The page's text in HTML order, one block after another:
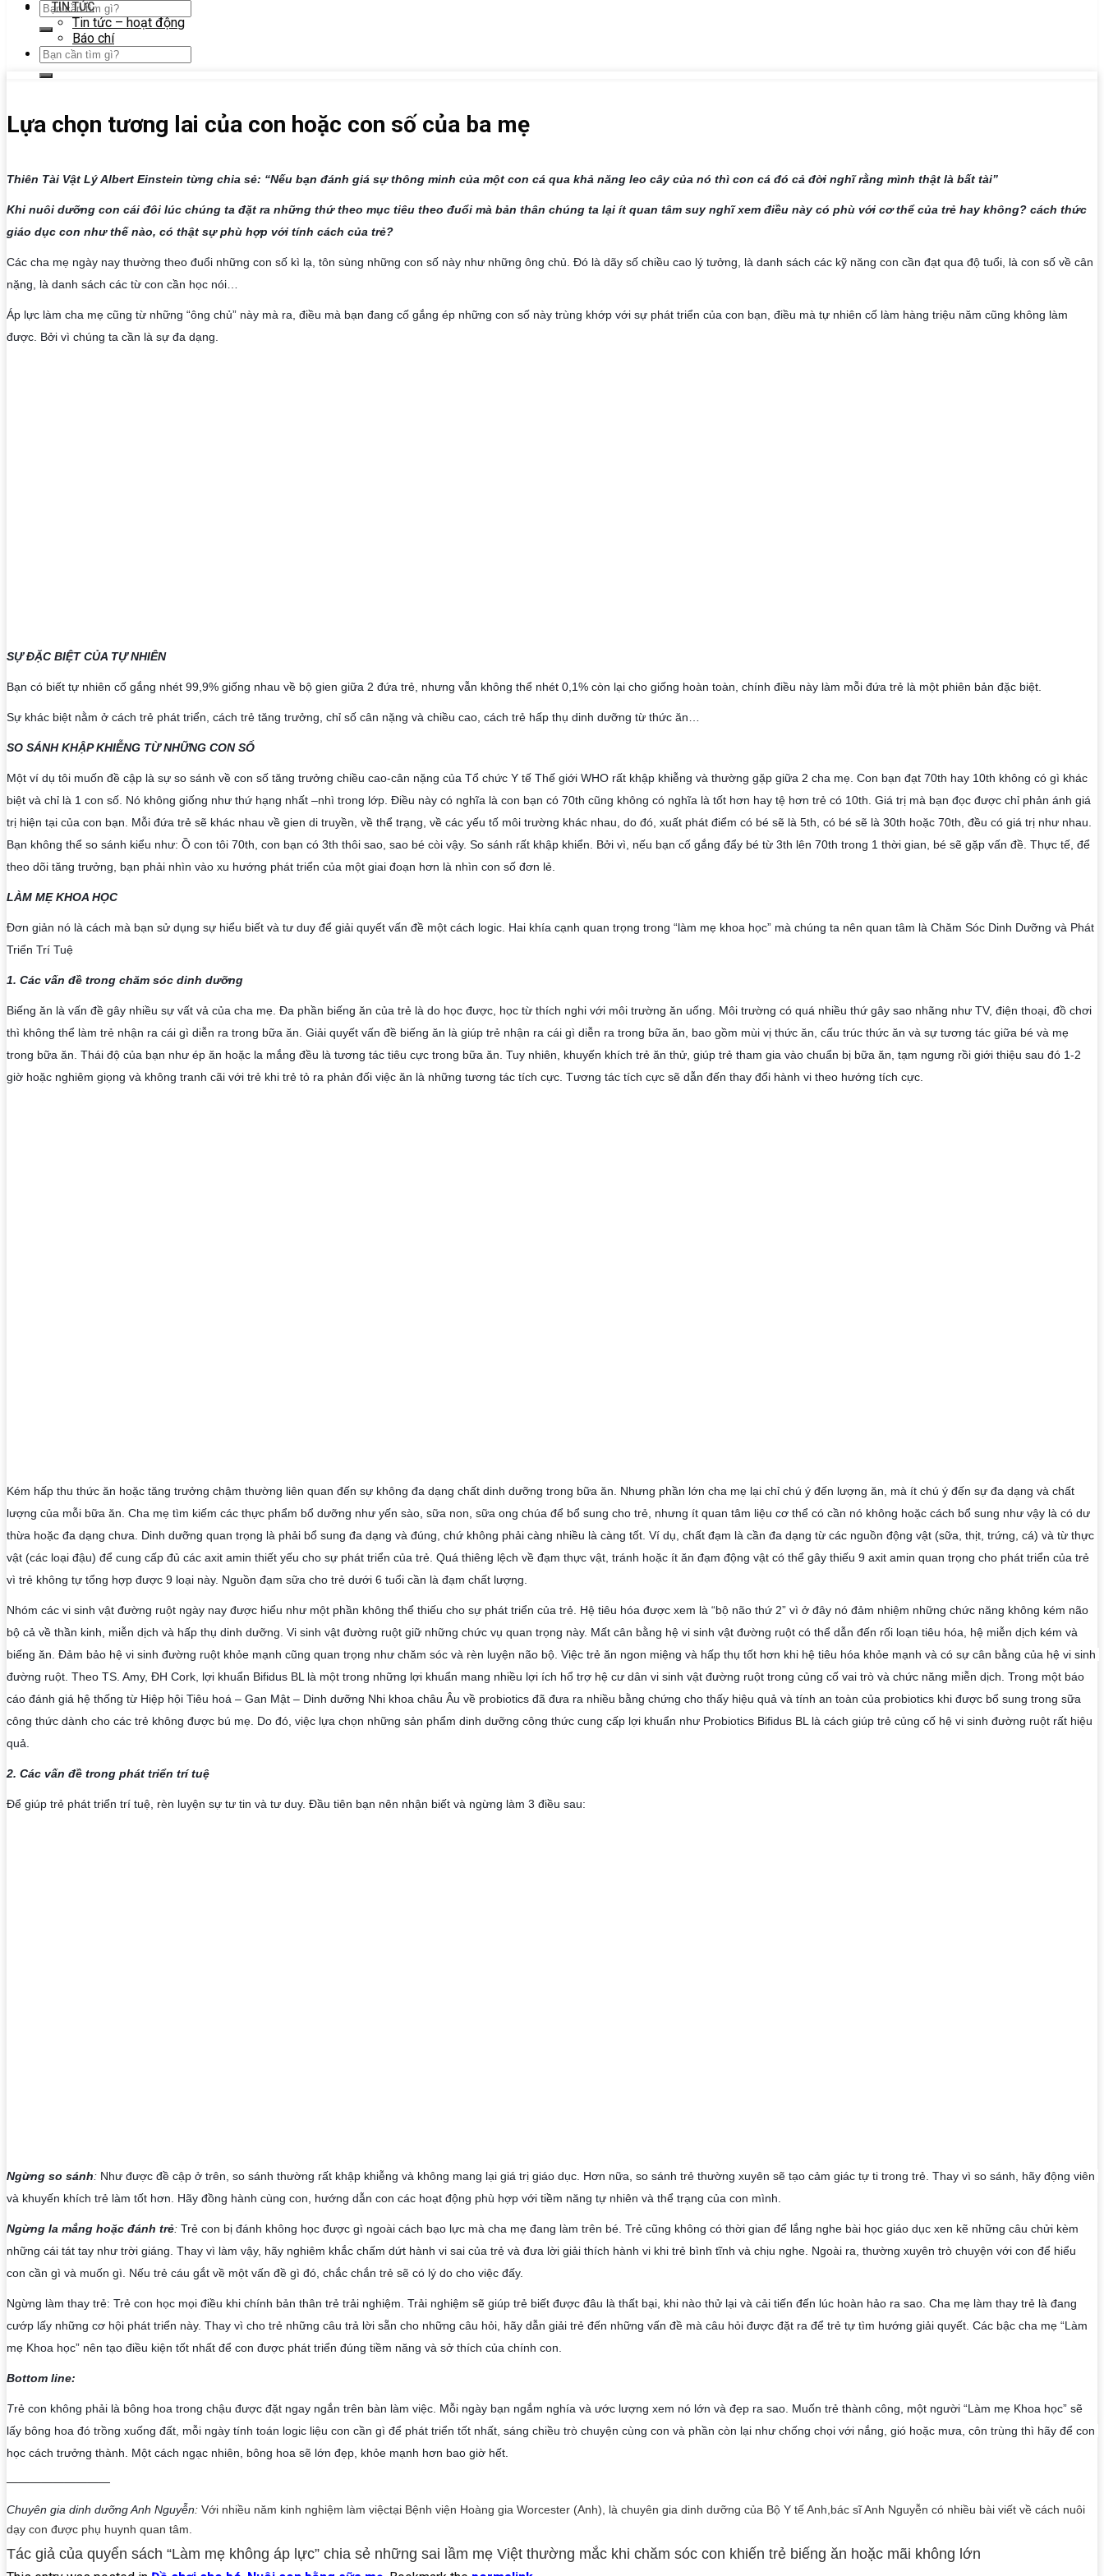
TIN TỨC
Tin tức – hoạt động
Báo chí
Lựa chọn tương lai của con hoặc con số của ba mẹ
Thiên Tài Vật Lý Albert Einstein từng chia sẻ: “Nếu bạn đánh giá sự thông minh của một con cá qua khả năng leo cây của nó thì con cá đó cả đời nghĩ rằng mình thật là bất tài”
Khi nuôi dưỡng con cái đôi lúc chúng ta đặt ra những thứ theo mục tiêu theo đuổi mà bản thân chúng ta lại ít quan tâm suy nghĩ xem điều này có phù với cơ thể của trẻ hay không? cách thức
giáo dục con như thế nào, có thật sự phù hợp với tính cách của trẻ?
Các cha mẹ ngày nay thường theo đuổi những con số kì lạ, tôn sùng những con số này như những ông chủ. Đó là dãy số chiều cao lý tưởng, là danh sách các kỹ năng con cần đạt qua độ tuổi, là con số về cân
nặng, là danh sách các từ con cần học nói…
Áp lực làm cha mẹ cũng từ những “ông chủ” này mà ra, điều mà bạn đang cố gắng ép những con số này trùng khớp với sự phát triển của con bạn, điều mà tự nhiên cố làm hàng triệu năm cũng không làm
được. Bởi vì chúng ta cần là sự đa dạng.
SỰ ĐẶC BIỆT CỦA TỰ NHIÊN
Bạn có biết tự nhiên cố gắng nhét 99,9% giống nhau về bộ gien giữa 2 đứa trẻ, nhưng vẫn không thể nhét 0,1% còn lại cho giống hoàn toàn, chính điều này làm mỗi đứa trẻ là một phiên bản đặc biệt.
Sự khác biệt nằm ở cách trẻ phát triển, cách trẻ tăng trưởng, chỉ số cân nặng và chiều cao, cách trẻ hấp thụ dinh dưỡng từ thức ăn…
SO SÁNH KHẬP KHIỄNG TỪ NHỮNG CON SỐ
Một ví dụ tôi muốn đề cập là sự so sánh về con số tăng trưởng chiều cao-cân nặng của Tổ chức Y tế Thế giới WHO rất khập khiễng và thường gặp giữa 2 cha mẹ. Con bạn đạt 70th hay 10th không có gì khác
biệt và chỉ là 1 con số. Nó không giống như thứ hạng nhất –nhì trong lớp. Điều này có nghĩa là con bạn có 70th cũng không có nghĩa là tốt hơn hay tệ hơn trẻ có 10th. Giá trị mà bạn đọc được chỉ phản ánh giá
trị hiện tại của con bạn. Mỗi đứa trẻ sẽ khác nhau về gien di truyền, về thể trạng, về các yếu tố môi trường khác nhau, do đó, xuất phát điểm có bé sẽ là 5th, có bé sẽ là 30th hoặc 70th, đều có giá trị như nhau.
Bạn không thể so sánh kiểu như: Ồ con tôi 70th, con bạn có 3th thôi sao, sao bé còi vậy. So sánh rất khập khiển. Bởi vì, nếu bạn cố gắng đẩy bé từ 3th lên 70th trong 1 thời gian, bé sẽ gặp vấn đề. Thực tế, để
theo dõi tăng trưởng, bạn phải nhìn vào xu hướng phát triển của một giai đoạn hơn là nhìn con số đơn lẻ.
LÀM MẸ KHOA HỌC
Đơn giản nó là cách mà bạn sử dụng sự hiểu biết và tư duy để giải quyết vấn đề một cách logic. Hai khía cạnh quan trọng trong “làm mẹ khoa học” mà chúng ta nên quan tâm là Chăm Sóc Dinh Dưỡng và Phát
Triển Trí Tuệ
1. Các vấn đề trong chăm sóc dinh dưỡng
Biếng ăn là vấn đề gây nhiều sự vất vả của cha mẹ. Đa phần biếng ăn của trẻ là do học được, học từ thích nghi với môi trường ăn uống. Môi trường có quá nhiều thứ gây sao nhãng như TV, điện thoại, đồ chơi
thì không thể làm trẻ nhận ra cái gì diễn ra trong bữa ăn. Giải quyết vấn đề biếng ăn là giúp trẻ nhận ra cái gì diễn ra trong bữa ăn, bao gồm mùi vị thức ăn, cấu trúc thức ăn và sự tương tác giữa bé và mẹ
trong bữa ăn. Thái độ của bạn như ép ăn hoặc la mắng đều là tương tác tiêu cực trong bữa ăn. Tuy nhiên, khuyến khích trẻ ăn thử, giúp trẻ tham gia vào chuẩn bị bữa ăn, tạm ngưng rồi giới thiệu sau đó 1-2
giờ hoặc nghiêm giọng và không tranh cãi với trẻ khi trẻ tỏ ra phản đối việc ăn là những tương tác tích cực. Tương tác tích cực sẽ dẫn đến thay đổi hành vi theo hướng tích cực.
Kém hấp thu thức ăn hoặc tăng trưởng chậm thường liên quan đến sự không đa dạng chất dinh dưỡng trong bữa ăn. Nhưng phần lớn cha mẹ lại chỉ chú ý đến lượng ăn, mà ít chú ý đến sự đa dạng và chất
lượng của mỗi bữa ăn. Cha mẹ tìm kiếm các thực phẩm bổ dưỡng như yến sào, sữa non, sữa ong chúa để bổ sung cho trẻ, nhưng ít quan tâm liệu cơ thể có cần nó không hoặc cách bổ sung như vậy là có dư
thừa hoặc đa dạng chưa. Dinh dưỡng quan trọng là phải bổ sung đa dạng và đúng, chứ không phải càng nhiều là càng tốt. Ví dụ, chất đạm là cần đa dạng từ các nguồn động vật (sữa, thịt, trứng, cá) và từ thực
vật (các loại đậu) để cung cấp đủ các axit amin thiết yếu cho sự phát triển của trẻ. Quá thiêng lệch về đạm thực vật, tránh hoặc ít ăn đạm động vật có thể gây thiếu 9 axit amin quan trọng cho phát triển của trẻ
vì trẻ không tự tổng hợp được 9 loại này. Nguồn đạm sữa cho trẻ dưới 6 tuổi cần là đạm chất lượng.
Nhóm các vi sinh vật đường ruột ngày nay được hiểu như một phần không thể thiếu cho sự phát triển của trẻ. Hệ tiêu hóa được xem là “bộ não thứ 2” vì ở đây nó đảm nhiệm những chức năng không kém não
bộ cả về thần kinh, miễn dịch và hấp thụ dinh dưỡng. Vi sinh vật đường ruột giữ những chức vụ quan trọng này. Mất cân bằng hệ vi sinh vật đường ruột có thể dẫn đến rối loạn tiêu hóa, hệ miễn dịch kém và
biếng ăn. Đảm bảo hệ vi sinh đường ruột khỏe mạnh cũng quan trọng như chăm sóc và rèn luyện não bộ. Việc trẻ ăn ngon miệng và hấp thụ tốt hơn khi hệ tiêu hóa khỏe mạnh và có sự cân bằng của hệ vi sinh
đường ruột. Theo TS. Amy, ĐH Cork, lợi khuẩn Bifidus BL là một trong những lợi khuẩn mang nhiều lợi ích hổ trợ hệ cư dân vi sinh vật đường ruột trong củng cố vai trò và chức năng miễn dịch. Trong một báo
cáo đánh giá hệ thống từ Hiệp hội Tiêu hoá – Gan Mật – Dinh dưỡng Nhi khoa châu Âu về probiotics đã đưa ra nhiều bằng chứng cho thấy hiệu quả và tính an toàn của probiotics khi được bổ sung trong sữa
công thức dành cho các trẻ không được bú mẹ. Do đó, việc lựa chọn những sản phẩm dinh dưỡng công thức cung cấp lợi khuẩn như Probiotics Bifidus BL là cách giúp trẻ củng cố hệ vi sinh đường ruột rất hiệu
quả.
2. Các vấn đề trong phát triển trí tuệ
Để giúp trẻ phát triển trí tuệ, rèn luyện sự tư tin và tư duy. Đầu tiên bạn nên nhận biết và ngừng làm 3 điều sau:
Ngừng so sánh: Như được đề cập ở trên, so sánh thường rất khập khiễng và không mang lại giá trị giáo dục. Hơn nữa, so sánh trẻ thường xuyên sẽ tạo cảm giác tự ti trong trẻ. Thay vì so sánh, hãy động viên
và khuyến khích trẻ làm tốt hơn. Hãy đồng hành cùng con, hướng dẫn con các hoạt động phù hợp với tiềm năng tự nhiên và thể trạng của con mình.
Ngừng la mắng hoặc đánh trẻ: Trẻ con bị đánh không học được gì ngoài cách bạo lực mà cha mẹ đang làm trên bé. Trẻ cũng không có thời gian để lắng nghe bài học giáo dục xen kẽ những câu chửi kèm
những cái tát tay như trời giáng. Thay vì làm vậy, hãy nghiêm khắc chấm dứt hành vi sai của trẻ và đưa lời giải thích hành vi khi trẻ bình tĩnh và chịu nghe. Ngoài ra, thường xuyên trò chuyện với con để hiểu
con cần gì và muốn gì. Nếu trẻ cáu gắt về một vấn đề gì đó, chắc chắn trẻ sẽ có lý do cho việc đấy.
Ngừng làm thay trẻ: Trẻ con học mọi điều khi chính bản thân trẻ trải nghiệm. Trải nghiệm sẽ giúp trẻ biết được đâu là thất bại, khi nào thử lại và cải tiến đến lúc hoàn hảo ra sao. Cha mẹ làm thay trẻ là đang
cướp lấy những cơ hội phát triển này. Thay vì cho trẻ những câu trả lời sẵn cho những câu hỏi, hãy dẫn giải trẻ đến những vấn đề mà câu hỏi được đặt ra để trẻ tự tìm hướng giải quyết. Các bậc cha mẹ “Làm
mẹ Khoa học” nên tạo điều kiện tốt nhất để con được phát triển đúng tiềm năng và sở thích của chính con.
Bottom line:
Trẻ con không phải là bông hoa trong chậu được đặt ngay ngắn trên bàn làm việc. Mỗi ngày bạn ngắm nghía và ước lượng xem nó lớn và đẹp ra sao. Muốn trẻ thành công, một người “Làm mẹ Khoa học” sẽ
lấy bông hoa đó trồng xuống đất, mỗi ngày tính toán logic liệu con cần gì để phát triển tốt nhất, sáng chiều trò chuyện cùng con và phần còn lại như chống chọi với nắng, gió hoặc mưa, côn trùng thì hãy để con
học cách trưởng thành. Một cách ngạc nhiên, bông hoa sẽ lớn đẹp, khỏe mạnh hơn bao giờ hết.
—————————
Chuyên gia dinh dưỡng Anh Nguyễn: Với nhiều năm kinh nghiệm làm việctại Bệnh viện Hoàng gia Worcester (Anh), là chuyên gia dinh dưỡng của Bộ Y tế Anh,bác sĩ Anh Nguyễn có nhiều bài viết về cách nuôi
dạy con được phụ huynh quan tâm.
Tác giả của quyển sách “Làm mẹ không áp lực” chia sẻ những sai lầm mẹ Việt thường mắc khi chăm sóc con khiến trẻ biếng ăn hoặc mãi không lớn